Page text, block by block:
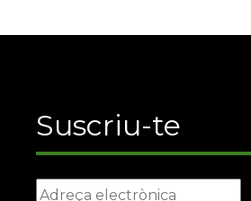
Suscriu-te